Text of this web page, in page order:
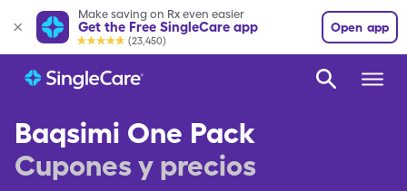
Make saving on Rx even easier
Get the Free SingleCare app
(23,450)
Open app
Baqsimi One Pack
Cupones y precios